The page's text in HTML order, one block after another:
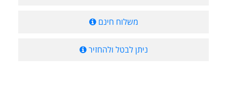
משלוח חינם
ניתן לבטל ולהחזיר